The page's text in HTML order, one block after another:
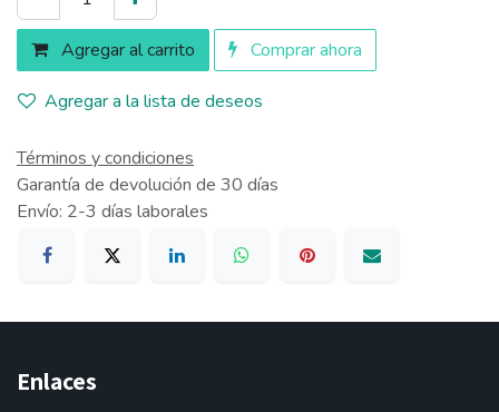
Agregar al carrito Comprar ahora
Agregar a la lista de deseos
Términos y condiciones
Garantía de devolución de 30 días
Envío: 2-3 días laborales
Enlaces